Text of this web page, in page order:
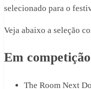
selecionado para o
Veja abaixo a seleção
Em competição
The Room Next